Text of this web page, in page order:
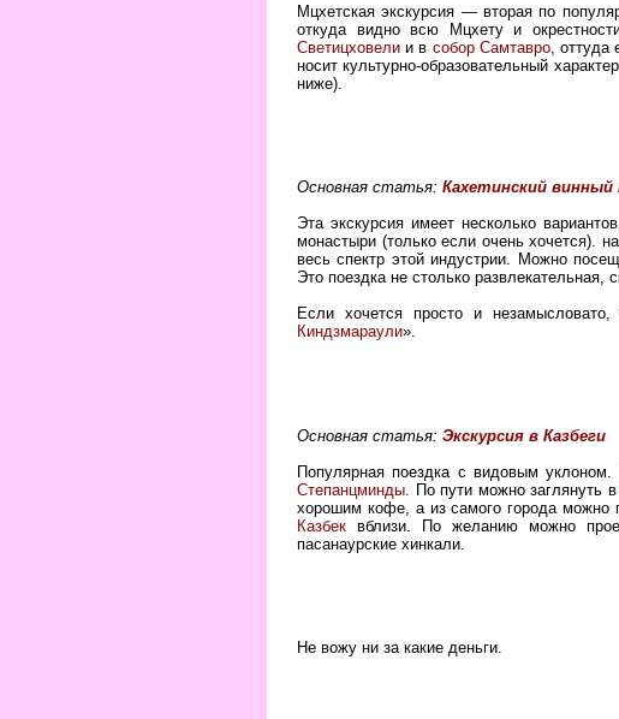
Мцхетская экскурсия — вторая по
откуда видно всю Мцхету и
Светицховели и в собор Самтавро, оттуда
носит культурно-образовательный
ниже).
Основная статья: Кахетинский винный
Эта экскурсия имеет несколько
монастыри (только если очень хочется).
весь спектр этой индустрии. Можно
Это поездка не столько развлекательная,
Если хочется просто и
Киндзмараули».
Основная статья: Экскурсия в Казбеги
Популярная поездка с видовым
Степанцминды . По пути можно заглянуть
хорошим кофе, а из самого города можно
Казбек вблизи. По желанию можно
пасанаурские хинкали.
Не вожу ни за какие деньги.